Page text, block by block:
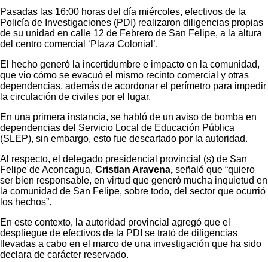
Pasadas las 16:00 horas del día miércoles, efectivos de la
Policía de Investigaciones (PDI) realizaron diligencias propias
de su unidad en calle 12 de Febrero de San Felipe, a la altura
del centro comercial ‘Plaza Colonial’.
El hecho generó la incertidumbre e impacto en la comunidad,
que vio cómo se evacuó el mismo recinto comercial y otras
dependencias, además de acordonar el perímetro para impedir
la circulación de civiles por el lugar.
En una primera instancia, se habló de un aviso de bomba en
dependencias del Servicio Local de Educación Pública
(SLEP), sin embargo, esto fue descartado por la autoridad.
Al respecto, el delegado presidencial provincial (s) de San
Felipe de Aconcagua, Cristian Aravena, señaló que “quiero
ser bien responsable, en virtud que generó mucha inquietud en
la comunidad de San Felipe, sobre todo, del sector que ocurrió
los hechos”.
En este contexto, la autoridad provincial agregó que el
despliegue de efectivos de la PDI se trató de diligencias
llevadas a cabo en el marco de una investigación que ha sido
declara de carácter reservado.